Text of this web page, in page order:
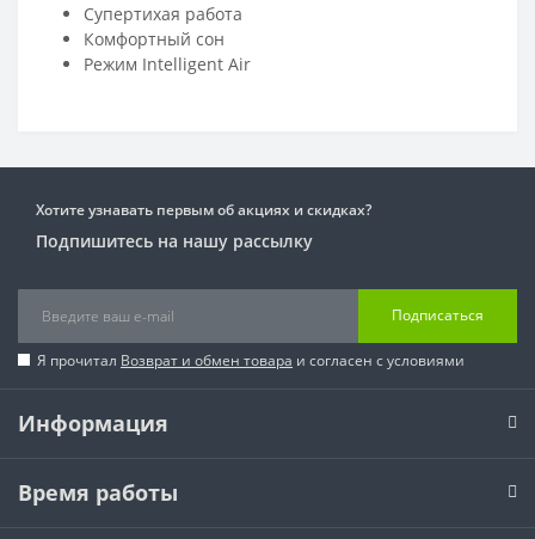
Супертихая работа
Комфортный сон
Режим Intelligent Air
Хотите узнавать первым об акциях и скидках?
Подпишитесь на нашу рассылку
Подписаться
Я прочитал Возврат и обмен товара и согласен с условиями
Информация
Время работы